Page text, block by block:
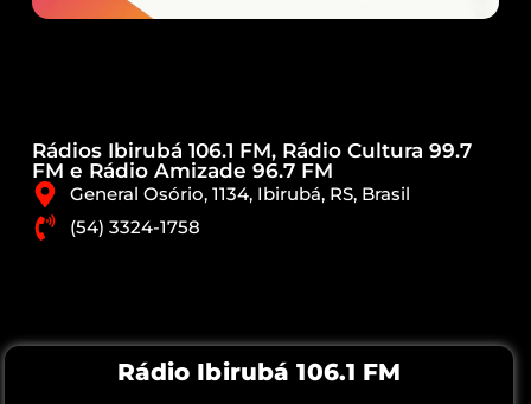
Rádios Ibirubá 106.1 FM, Rádio Cultura 99.7
FM e Rádio Amizade 96.7 FM
General Osório, 1134, Ibirubá, RS, Brasil
(54) 3324-1758
Rádio Ibirubá 106.1 FM